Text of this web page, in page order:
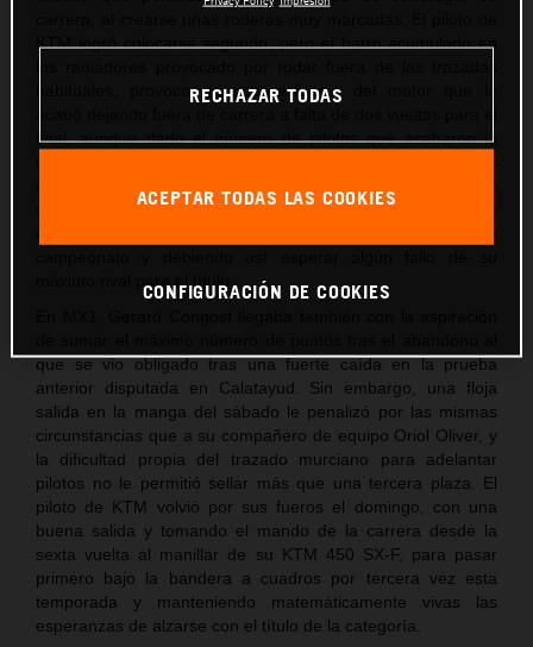
KTM logró colocarse segundo, pero el barro acumulado en
habituales, provocó un sobreesfuerzo del motor que le
final, aunque dado el número de pilotos que acabaron la
son insuficientes para no depender de él mismo para alzarse
que se vio obligado tras una fuerte caída en la prueba
anterior disputada en Calatayud. Sin embargo, una floja
salida en la manga del sábado le penalizó por las mismas
circunstancias que a su compañero de equipo Oriol Oliver, y
la dificultad propia del trazado murciano para adelantar
pilotos no le permitió sellar más que una tercera plaza. El
piloto de KTM volvió por sus fueros el domingo, con una
buena salida y tomando el mando de la carrera desde la
sexta vuelta al manillar de su KTM 450 SX-F, para pasar
primero bajo la bandera a cuadros por tercera vez esta
temporada y manteniendo matemáticamente vivas las
esperanzas de alzarse con el título de la categoría.
RECHAZAR TODAS
ACEPTAR TODAS LAS COOKIES
CONFIGURACIÓN DE COOKIES